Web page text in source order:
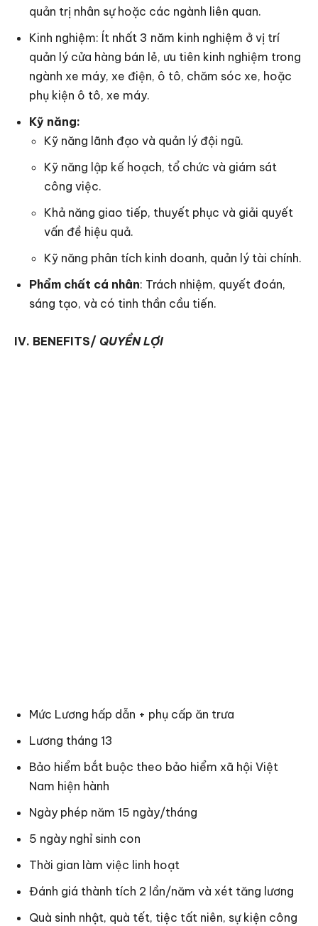
quản trị nhân sự hoặc các ngành liên quan.
Kinh nghiệm: Ít nhất 3 năm kinh nghiệm ở vị trí
quản lý cửa hàng bán lẻ, ưu tiên kinh nghiệm trong
ngành xe máy, xe điện, ô tô, chăm sóc xe, hoặc
phụ kiện ô tô, xe máy.
Kỹ năng:
Kỹ năng lãnh đạo và quản lý đội ngũ.
Kỹ năng lập kế hoạch, tổ chức và giám sát
công việc.
Khả năng giao tiếp, thuyết phục và giải quyết
vấn đề hiệu quả.
Kỹ năng phân tích kinh doanh, quản lý tài chính.
Phẩm chất cá nhân: Trách nhiệm, quyết đoán,
sáng tạo, và có tinh thần cầu tiến.
IV. BENEFITS/ QUYỀN LỢI
Mức Lương hấp dẫn + phụ cấp ăn trưa
Lương tháng 13
Bảo hiểm bắt buộc theo bảo hiểm xã hội Việt
Nam hiện hành
Ngày phép năm 15 ngày/tháng
5 ngày nghỉ sinh con
Thời gian làm việc linh hoạt
Đánh giá thành tích 2 lần/năm và xét tăng lương
Quà sinh nhật, quà tết, tiệc tất niên, sự kiện công